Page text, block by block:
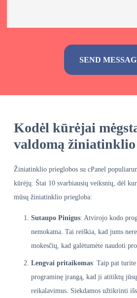
Kodėl kūrėjai
valdomą
Žiniatinklio prieglobos su cPanel
kūrėjų. Štai 10 svarbiausių veiksnių, dėl
mūsų žiniatinklio priegloba:
Sutaupo Pinigus: Atvirojo kodo
nemokama. Tai reiškia, kad jums
mokesčių, kad galėtumėte naudoti
Lengvai pritaikomas: Taip pat
programinę įrangą, kad ji atitiktų
reikalavimus. Siekdamos užtikrinti